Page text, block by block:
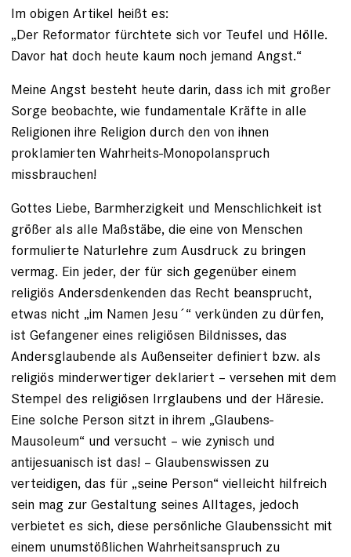
Im obigen Artikel heißt es:
„Der Reformator fürchtete sich vor Teufel und Hölle.
Davor hat doch heute kaum noch jemand Angst.“
Meine Angst besteht heute darin, dass ich mit großer
Sorge beobachte, wie fundamentale Kräfte in alle
Religionen ihre Religion durch den von ihnen
proklamierten Wahrheits-Monopolanspruch
missbrauchen!
Gottes Liebe, Barmherzigkeit und Menschlichkeit ist
größer als alle Maßstäbe, die eine von Menschen
formulierte Naturlehre zum Ausdruck zu bringen
vermag. Ein jeder, der für sich gegenüber einem
religiös Andersdenkenden das Recht beansprucht,
etwas nicht „im Namen Jesu´“ verkünden zu dürfen,
ist Gefangener eines religiösen Bildnisses, das
Andersglaubende als Außenseiter definiert bzw. als
religiös minderwertiger deklariert – versehen mit dem
Stempel des religiösen Irrglaubens und der Häresie.
Eine solche Person sitzt in ihrem „Glaubens-
Mausoleum“ und versucht – wie zynisch und
antijesuanisch ist das! – Glaubenswissen zu
verteidigen, das für „seine Person“ vielleicht hilfreich
sein mag zur Gestaltung seines Alltages, jedoch
verbietet es sich, diese persönliche Glaubenssicht mit
einem unumstößlichen Wahrheitsanspruch zu